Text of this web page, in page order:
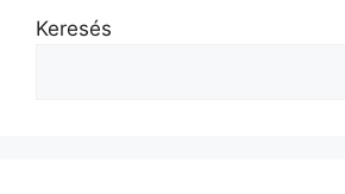
Keresés